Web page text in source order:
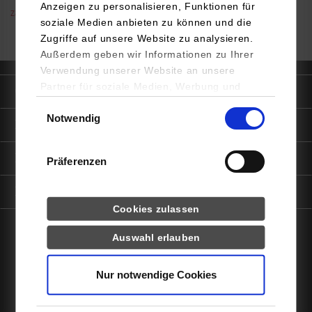
Anzeigen zu personalisieren, Funktionen für
soziale Medien anbieten zu können und die
Zugriffe auf unsere Website zu analysieren.
Außerdem geben wir Informationen zu Ihrer
Verwendung unserer Website an unsere
Partner für soziale Medien, Werbung und
YouTube, Google Maps) führen diese
Daten zusammen, die Sie ihnen bereitgestellt
haben oder die sie im Rahmen Ihrer Nutzung
Notwendig
Präferenzen
Drittanbieter-Cookies (u.a.
Cookies zulassen
Auswahl erlauben
Nur notwendige Cookies
zara.iqbal@dhbw-stuttgart.de
Informationen für
Portale
facebookinstagramlinkedinyoutube
Impressum Datenschutz Barrierefreiheit